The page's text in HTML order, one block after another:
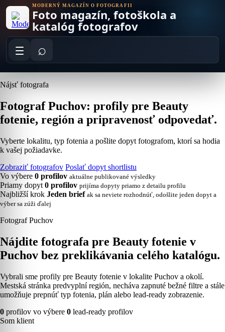
content
MODERNÝ MAGAZÍN O FOTOGRAFII
Foto magazín, fotoškola a
katalóg fotografov
⌕
Nájsť fotografa
Fotograf Puchov: profily pre Beauty
fotenie, región a pripravenosť odpovedať.
Vyberte lokalitu, typ fotenia a pošlite dopyt fotografom, ktorí sa hodia
k vašej požiadavke.
Zobraziť fotografov Poslať dopyt shortlistu
Vo výbere 0 profilov aktuálne publikované výsledky
Priamy dopyt 0 profilov prijíma dopyty priamo z detailu profilu
Najbližší krok Jeden brief ak sa neviete rozhodnúť, odošlite jeden dopyt a
výber sa zúži ďalej
Fotograf Puchov
Nájdite fotografa pre Beauty fotenie v
Puchov bez preklikávania celého katalógu.
Vybrali sme profily pre Beauty fotenie v lokalite Puchov a okolí.
Mestská stránka predvyplní región, necháva zapnuté bežné filtre a stále
umožňuje prepnúť typ fotenia, plán alebo lead-ready zobrazenie.
0 profilov vo výbere 0 lead-ready profilov
Som klient